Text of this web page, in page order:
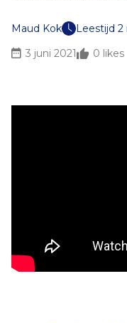
Maud Kok
Leestijd 2
3 juni 2021
0 likes